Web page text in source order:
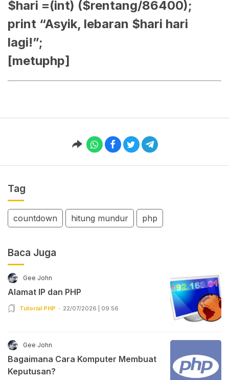
$hari =(int) ($rentang/86400);
print “Asyik, lebaran $hari hari
lagi!”;
[metuphp]
Tag
countdown hitung mundur php
Baca Juga
Gee John
Alamat IP dan PHP
Tutorial PHP 22/07/2026 | 09:56
Gee John
Bagaimana Cara Komputer Membuat
Keputusan?